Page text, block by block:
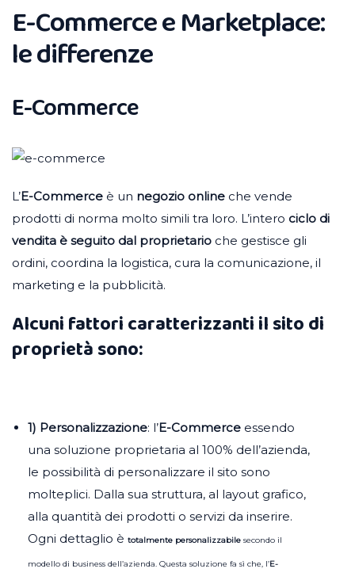
E-Commerce e Marketplace:
le differenze
E-Commerce
L’E-Commerce è un negozio online che vende
prodotti di norma molto simili tra loro. L’intero ciclo di
vendita è seguito dal proprietario che gestisce gli
ordini, coordina la logistica, cura la comunicazione, il
marketing e la pubblicità.
Alcuni fattori caratterizzanti il sito di
proprietà sono:
1) Personalizzazione: l’E-Commerce essendo
una soluzione proprietaria al 100% dell’azienda,
le possibilità di personalizzare il sito sono
molteplici. Dalla sua struttura, al layout grafico,
alla quantità dei prodotti o servizi da inserire.
Ogni dettaglio è totalmente personalizzabile secondo il
modello di business dell’azienda. Questa soluzione fa sì che, l’E-